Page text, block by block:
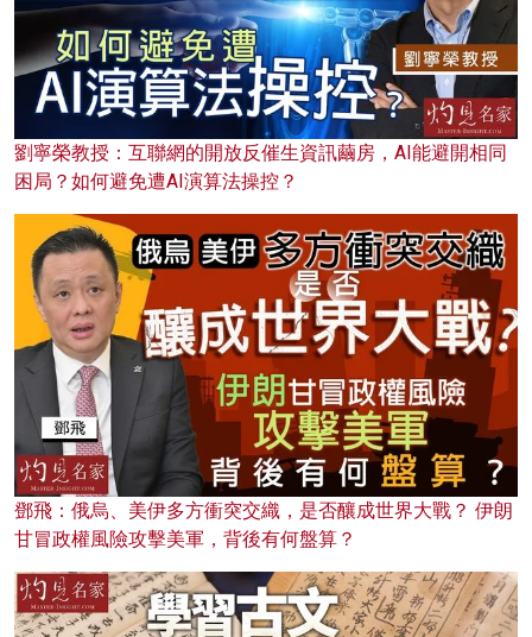
劉寧榮教授：互聯網的開放反催生資訊繭房，AI能避開相同
困局？如何避免遭AI演算法操控？
鄧飛：俄烏、美伊多方衝突交織，是否釀成世界大戰？ 伊朗
甘冒政權風險攻擊美軍，背後有何盤算？